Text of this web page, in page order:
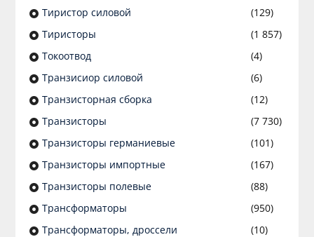
Тиристор силовой
(129)
Тиристоры
(1 857)
Токоотвод
(4)
Транзисиор силовой
(6)
Транзисторная сборка
(12)
Транзисторы
(7 730)
Транзисторы германиевые
(101)
Транзисторы импортные
(167)
Транзисторы полевые
(88)
Трансформаторы
(950)
Трансформаторы, дроссели
(10)